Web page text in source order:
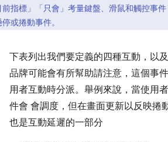
指標」
「只會」 考量鍵盤、滑鼠和觸控事件
或捲動事件。
下表列出我們要定義的四種互動，以
品牌可能會有所幫助請注意，這個事
用者互動時分派。舉例來說，當使用
件會 會調度，但在畫面更新以反映捲
也是互動延遲的一部分